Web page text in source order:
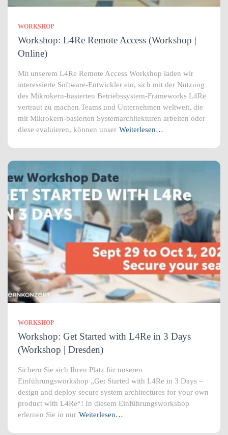
WORKSHOP
Workshop: L4Re Remote Access (Workshop |
Online)
Mit unserem L4Re Remote Access Workshop laden wir
interessierte Software-Entwickler ein, sich mit der Nutzung
des Mikrokern-basierten Betriebssystem-Frameworks L4Re
vertraut zu machen.Teams und Unternehmen weltweit, die
mit Mikrokern-basierten Systemarchitekturen arbeiten oder
diese evaluieren, können unser Weiterlesen…
WORKSHOP
Workshop: Get Started with L4Re in 3 Days
(Workshop | Dresden)
Sichern Sie sich Ihren Platz für unseren
Einführungsworkshop „Get Started with L4Re in 3 Days –
design and deploy secure system architectures for your own
product with L4Re“! In diesem Einführungsworkshop
erlernen Sie in nur Weiterlesen…